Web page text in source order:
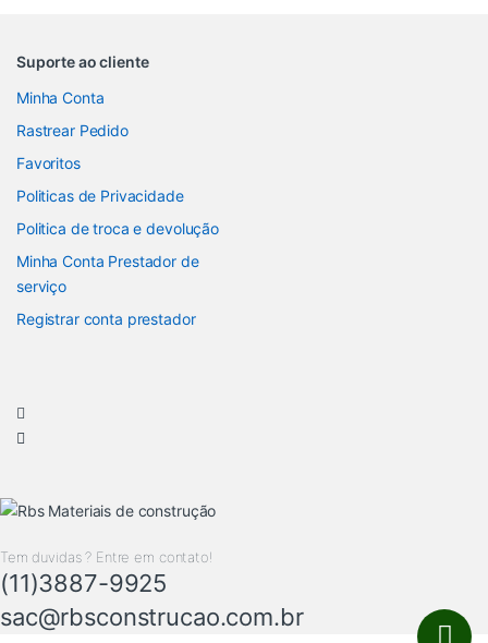
Suporte ao cliente
Minha Conta
Rastrear Pedido
Favoritos
Politicas de Privacidade
Politica de troca e devolução
Minha Conta Prestador de
serviço
Registrar conta prestador
Tem duvidas ? Entre em contato!
(11)3887-9925
sac@rbsconstrucao.com.br